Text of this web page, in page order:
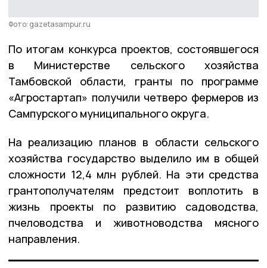
Фото: gazetasampur.ru
По итогам конкурса проектов, состоявшегося
в Министерстве сельского хозяйства
Тамбовской области, гранты по программе
«Агростартап» получили четверо фермеров из
Сампурского муниципального округа.
На реализацию планов в области сельского
хозяйства государство выделило им в общей
сложности 12,4 млн рублей. На эти средства
грантополучателям предстоит воплотить в
жизнь проекты по развитию садоводства,
пчеловодства и животноводства мясного
направления.